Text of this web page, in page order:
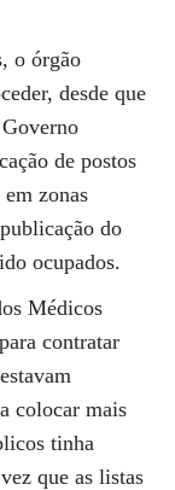
o órgão
desde que
de postos
zonas
do
ocupados.
Médicos
contratar
colocar mais
tinha
que as listas